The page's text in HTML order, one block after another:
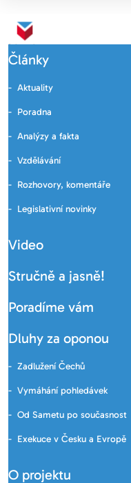
Články
Aktuality
Poradna
Analýzy a fakta
Vzdělávání
Rozhovory, komentáře
Legislativní novinky
Video
Stručně a jasně!
Poradíme vám
Dluhy za oponou
Zadlužení Čechů
Vymáhání pohledávek
Od Sametu po současnost
Exekuce v Česku a Evropě
O projektu